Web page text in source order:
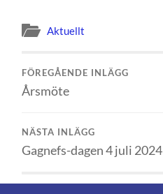
Aktuellt
FÖREGÅENDE INLÄGG
Årsmöte
NÄSTA INLÄGG
Gagnefs-dagen 4 juli 2024